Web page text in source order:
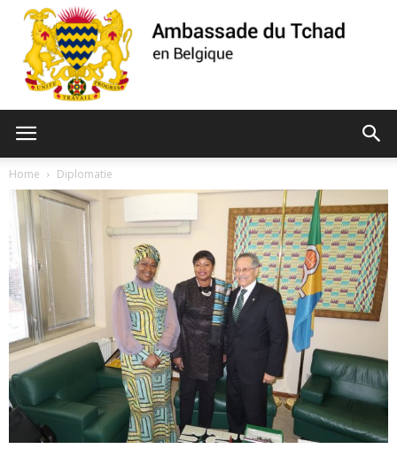
Tchad
de
Home Diplomatie